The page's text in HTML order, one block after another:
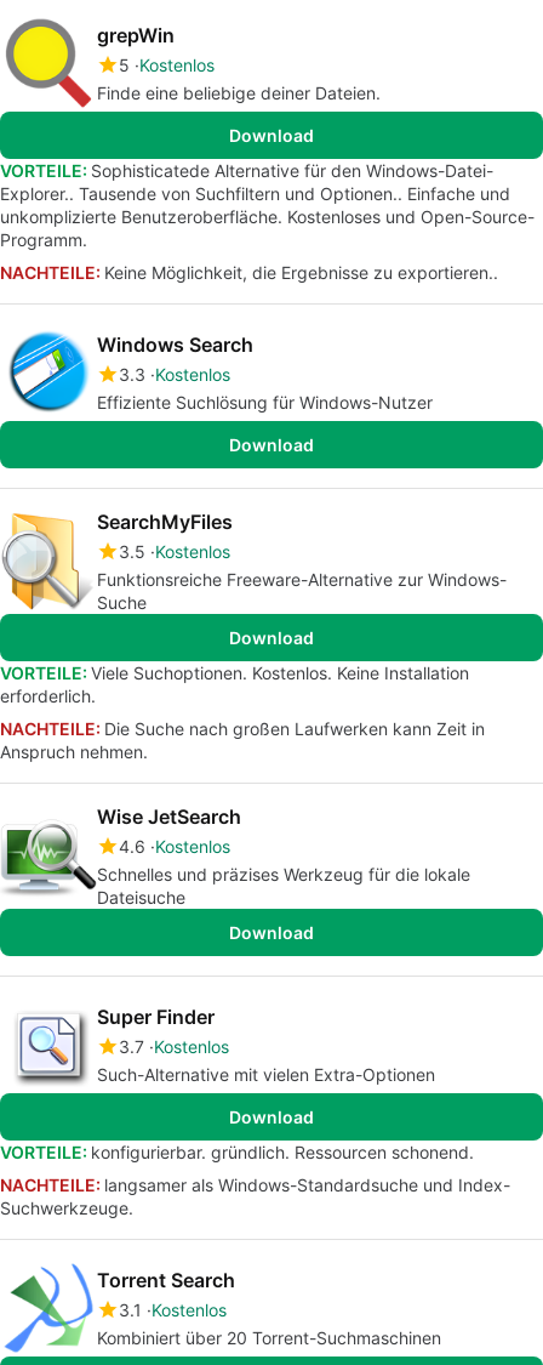
grepWin
5 Kostenlos
Finde eine beliebige deiner Dateien.
Download
VORTEILE: Sophisticatede Alternative für den Windows-Datei-
Explorer.. Tausende von Suchfiltern und Optionen.. Einfache und
unkomplizierte Benutzeroberfläche. Kostenloses und Open-Source-
Programm.
NACHTEILE: Keine Möglichkeit, die Ergebnisse zu exportieren..
Windows Search
3.3 Kostenlos
Effiziente Suchlösung für Windows-Nutzer
Download
SearchMyFiles
3.5 Kostenlos
Funktionsreiche Freeware-Alternative zur Windows-
Suche
Download
VORTEILE: Viele Suchoptionen. Kostenlos. Keine Installation
erforderlich.
NACHTEILE: Die Suche nach großen Laufwerken kann Zeit in
Anspruch nehmen.
Wise JetSearch
4.6 Kostenlos
Schnelles und präzises Werkzeug für die lokale
Dateisuche
Download
Super Finder
3.7 Kostenlos
Such-Alternative mit vielen Extra-Optionen
Download
VORTEILE: konfigurierbar. gründlich. Ressourcen schonend.
NACHTEILE: langsamer als Windows-Standardsuche und Index-
Suchwerkzeuge.
Torrent Search
3.1
Kostenlos
Kombiniert über 20 Torrent-Suchmaschinen